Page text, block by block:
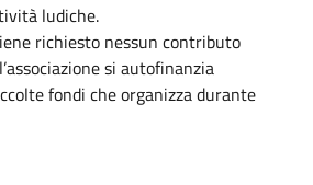
ludiche.
richiesto nessun contributo
si autofinanzia
fondi che organizza durante